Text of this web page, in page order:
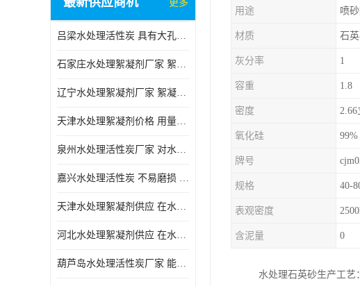
块状活性炭
更多
吕梁水处理活性炭 具有大孔结构 适用于多种水处理工艺和需求
石家庄水处理絮凝剂厂家 絮凝速度快 便于后续的沉淀和过滤处理
辽宁水处理絮凝剂厂家 絮凝效果好 使水质得到明显的改善
天津水处理絮凝剂价格 用量相对较少 便于后续的沉淀和过滤处理
泉州水处理活性炭厂家 对水中的微小颗粒有较好的去除效果
嘉兴水处理活性炭 不易磨损 碎裂和粉化 能够吸附大分子有机物
天津水处理絮凝剂供应 在水中的稳定性较好 絮凝速度快
河北水处理絮凝剂供应 在水中的稳定性较好 用量相对较少
葫芦岛水处理活性炭厂家 能够吸附大分子有机物 可再生能力较强
用途 喷
材质 石
灰分率 1
容重 1.8
密度 2.66
氧化硅 99%
牌号
规格 40-
表观密度
含泥量 0
水处理石英砂生产工艺：